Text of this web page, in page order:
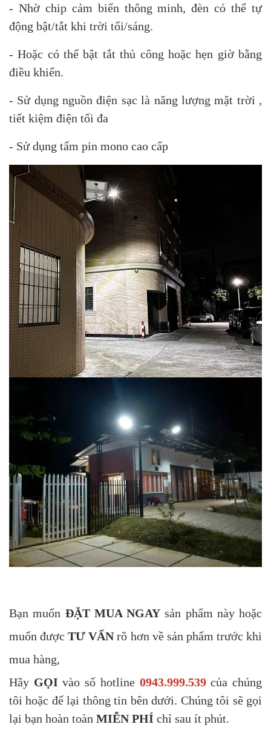
- Nhờ chip cảm biến thông minh, đèn có thể tự
động bật/tắt khi trời tối/sáng.
- Hoặc có thể bật tắt thủ công hoặc hẹn giờ bằng
điều khiển.
- Sử dụng nguồn điện sạc là năng lượng mặt trời ,
tiết kiệm điện tối đa
- Sử dụng tấm pin mono cao cấp
Bạn muốn ĐẶT MUA NGAY sản phẩm này hoặc
muốn đượcTƯ VẤNrõ hơn về sản phẩm trước khi
mua hàng,
Hãy GỌI vào số hotline 0943.999.539của chúng
tôi hoặc để lại thông tin bên dưới. Chúng tôi sẽ gọi
lại bạn hoàn toàn MIỄN PHÍ chỉ sau ít phút.